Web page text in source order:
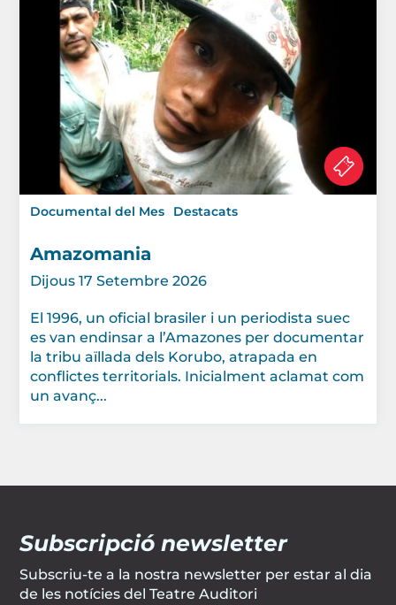
Documental del Mes Destacats
Amazomania
Dijous 17 Setembre 2026
El 1996, un oficial brasiler i un periodista suec
es van endinsar a l’Amazones per documentar
la tribu aïllada dels Korubo, atrapada en
conflictes territorials. Inicialment aclamat com
un avanç...
Subscripció newsletter
Subscriu-te a la nostra newsletter per estar al dia
de les notícies del Teatre Auditori